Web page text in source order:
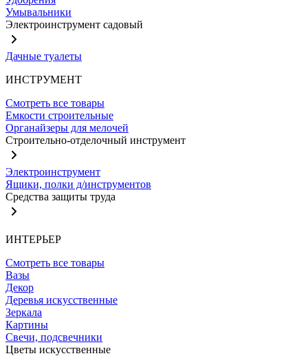
Умывальники
Электроинструмент садовый
Дачные туалеты
ИНСТРУМЕНТ
Смотреть все товары
Емкости строительные
Органайзеры для мелочей
Строительно-отделочный инструмент
Электроинструмент
Ящики, полки д/инструментов
Средства защиты труда
ИНТЕРЬЕР
Смотреть все товары
Вазы
Декор
Деревья искусственные
Зеркала
Картины
Свечи, подсвечники
Цветы искусственные